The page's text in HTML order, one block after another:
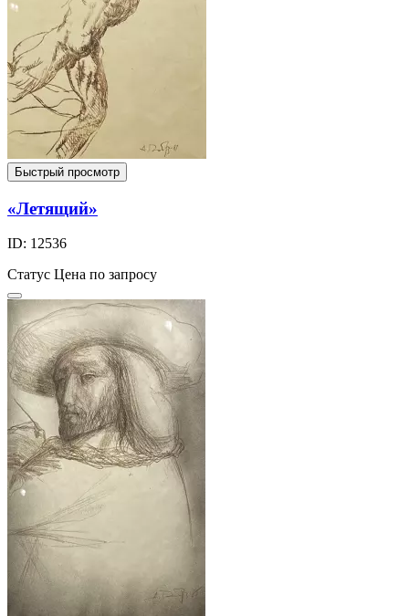
Быстрый просмотр
«Летящий»
ID: 12536
Статус Цена по запросу